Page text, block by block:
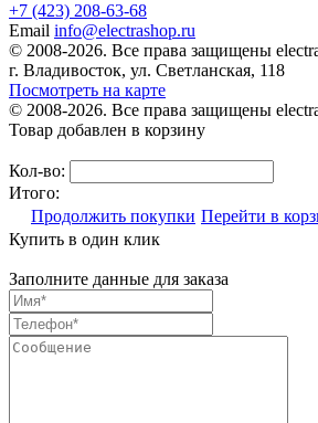
+7 (423) 208-63-68
Email info@electrashop.ru
© 2008-2026. Все права защищены
г. Владивосток, ул. Светланская, 118
Посмотреть на карте
© 2008-2026. Все права защищены
Товар добавлен в корзину
Кол-во:
Итого:
Продолжить покупки Перейти в
Купить в один клик
Заполните данные для заказа